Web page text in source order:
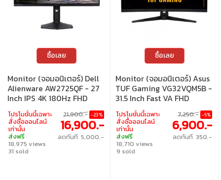
ซื้อเลย
Monitor (จอมอนิเตอร์) Dell
Alienware AW2725QF - 27
Inch IPS 4K 180Hz FHD
360Hz (OC) Nvidia G-Sync
Compatible VESA
Adaptivesync USB-C
โปรโมชั่นนี้เฉพาะ
สั่งซื้อออนไลน์
เท่านั้น
ส่งฟรี
18,975 views
31 sold
21,900.- -23%
16,900.-
ลดทันที 5,000.-
ซื้อเลย
Monitor (จอมอนิเตอร์) Asus
TUF Gaming VG32VQM5B -
31.5 Inch Fast VA FHD
250Hz (OC) AMD Freesync
Premium Curved
โปรโมชั่นนี้เฉพาะ
สั่งซื้อออนไลน์
เท่านั้น
ส่งฟรี
18,710 views
9 sold
7,250.- -5%
6,900.-
ลดทันที 350.-